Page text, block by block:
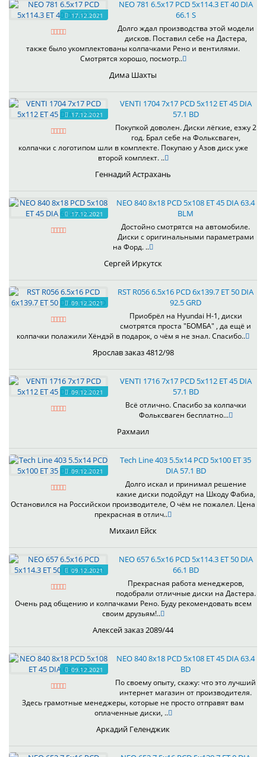
17.12.2021
NEO 781 6.5x17 PCD 5x114.3 ET 40 DIA
66.1 S
Долго ждал производства этой модели
дисков. Поставил себе на Дастера,
также было укомплектованы колпачками Рено и вентилями.
Смотрятся хорошо, посмотр..
Дима Шахты
17.12.2021
VENTI 1704 7x17 PCD 5x112 ET 45 DIA
57.1 BD
Покупкой доволен. Диски лёгкие, езжу 2
год. Брал себе на Фольксваген,
колпачки с логотипом шли в комплекте. Покупаю у Азов диск уже
второй комплект. ..
Геннадий Астрахань
17.12.2021
NEO 840 8x18 PCD 5x108 ET 45 DIA 63.4
BLM
Достойно смотрятся на автомобиле.
Диски с оригинальными параметрами
на Форд. ..
Сергей Иркутск
09.12.2021
RST R056 6.5x16 PCD 6x139.7 ET 50 DIA
92.5 GRD
Приобрёл на Hyundai H-1, диски
смотрятся проста "БОМБА" , да ещё и
колпачки полажили Хёндэй в подарок, о чём я не знал. Спасибо..
Ярослав заказ 4812/98
09.12.2021
VENTI 1716 7x17 PCD 5x112 ET 45 DIA
57.1 BD
Всё отлично. Спасибо за колпачки
Фольксваген бесплатно...
Рахмаил
09.12.2021
Tech Line 403 5.5x14 PCD 5x100 ET 35
DIA 57.1 BD
Долго искал и принимал решение
какие диски подойдут на Шкоду Фабиа,
Остановился на Российскои производителе, О чём не пожалел. Цена
прекрасная в отлич..
Михаил Ейск
09.12.2021
NEO 657 6.5x16 PCD 5x114.3 ET 50 DIA
66.1 BD
Прекрасная работа менеджеров,
подобрали отличные диски на Дастера.
Очень рад общению и колпачками Рено. Буду рекомендовать всем
своим друзьям!..
Алексей заказ 2089/44
09.12.2021
NEO 840 8x18 PCD 5x108 ET 45 DIA 63.4
BD
По своему опыту, скажу: что это лучший
интернет магазин от производителя.
Здесь грамотные менеджеры, которые не просто отправят вам
оплаченные диски, ..
Аркадий Геленджик